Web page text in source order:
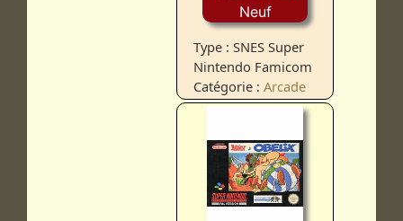
Neuf
Type : SNES Super
Nintendo Famicom
Catégorie :Arcade